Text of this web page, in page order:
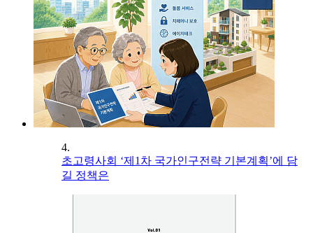
4.
초고령사회 ‘제1차 국가인구전략 기본계획’에 담
길 정책은